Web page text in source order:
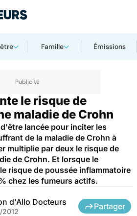
Famille Émissions
le risque de
maladie de Crohn
lancée pour inciter les
de la maladie de Crohn à
multiplie par deux le risque de
de Crohn. Et lorsque le
risque de poussée inflammatoire
chez les fumeurs actifs.
d'Allo Docteurs Partager